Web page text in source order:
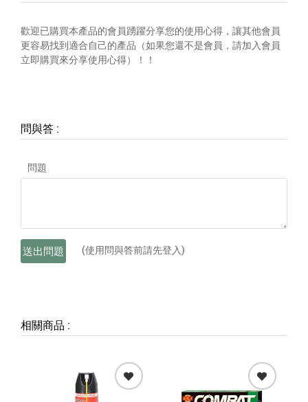
歡迎已購買本產品的會員踴躍分享您的使用心得，讓其他會員
更容易找到適合自己的產品（如果您還不是會員，請加入會員
立即購買來分享使用心得）！！
問與答 :
問題
送出問題 (使用問與答前請先登入)
相關商品 :